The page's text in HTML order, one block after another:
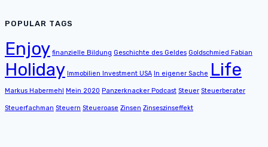
POPULAR TAGS
Enjoy finanzielle Bildung Geschichte des Geldes Goldschmied Fabian
Holiday Immobilien Investment USA In eigener Sache Life
Markus Habermehl Mein 2020 Panzerknacker Podcast Steuer Steuerberater
Steuerfachman Steuern Steueroase Zinsen Zinseszinseffekt